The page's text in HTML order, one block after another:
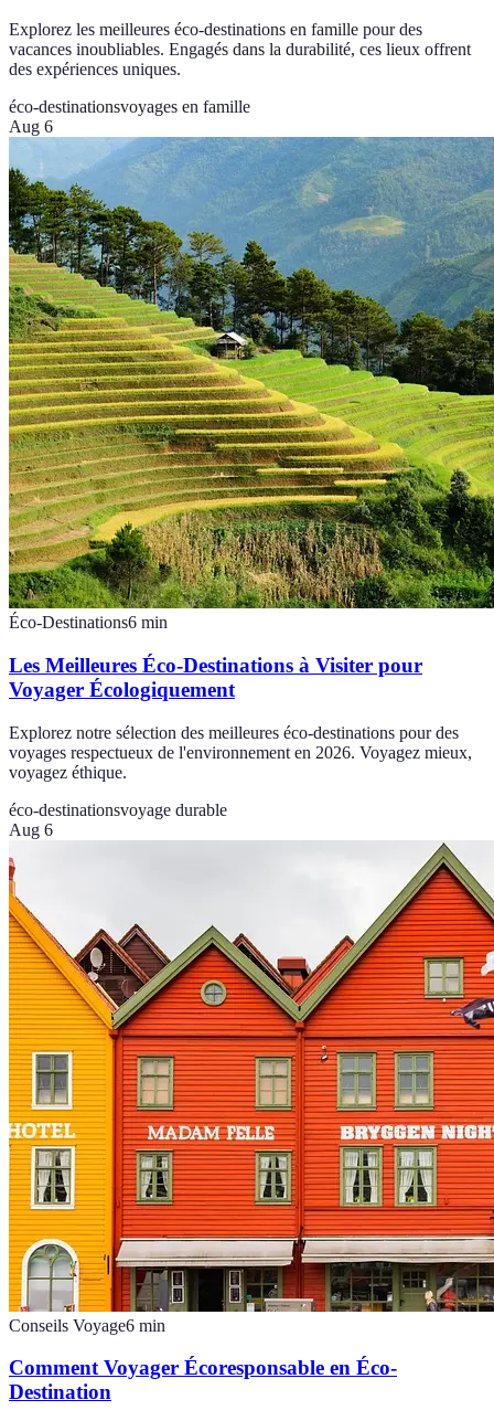
Explorez les meilleures éco-destinations en famille pour des
vacances inoubliables. Engagés dans la durabilité, ces lieux offrent
des expériences uniques.
éco-destinationsvoyages en famille
Aug 6
Éco-Destinations6 min
Les Meilleures Éco-Destinations à Visiter pour
Voyager Écologiquement
Explorez notre sélection des meilleures éco-destinations pour des
voyages respectueux de l'environnement en 2026. Voyagez mieux,
voyagez éthique.
éco-destinationsvoyage durable
Aug 6
Conseils Voyage6 min
Comment Voyager Écoresponsable en Éco-
Destination